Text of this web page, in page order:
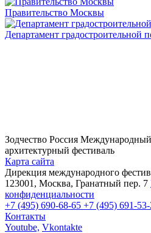
Правительство Москвы
Департамент градостроительной
Зодчество Россия Международный
архитектурный фестиваль
Карта сайта
Дирекция международного
123001, Москва, Гранатный пер. 7
конфиденциальности
+7 (495) 690-68-65 +7 (495) 691-53-
Контакты
Youtube, Vkontakte